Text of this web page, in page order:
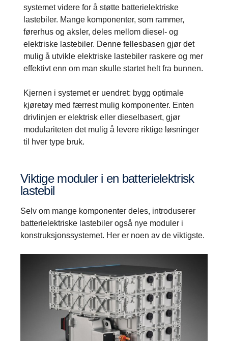
systemet videre for å støtte batterielektriske
lastebiler. Mange komponenter, som rammer,
førerhus og aksler, deles mellom diesel- og
elektriske lastebiler. Denne fellesbasen gjør det
mulig å utvikle elektriske lastebiler raskere og mer
effektivt enn om man skulle startet helt fra bunnen.
Kjernen i systemet er uendret: bygg optimale
kjøretøy med færrest mulig komponenter. Enten
drivlinjen er elektrisk eller dieselbasert, gjør
modulariteten det mulig å levere riktige løsninger
til hver type bruk.
Viktige moduler i en batterielektrisk
lastebil
Selv om mange komponenter deles, introduserer
batterielektriske lastebiler også nye moduler i
konstruksjonssystemet. Her er noen av de viktigste.